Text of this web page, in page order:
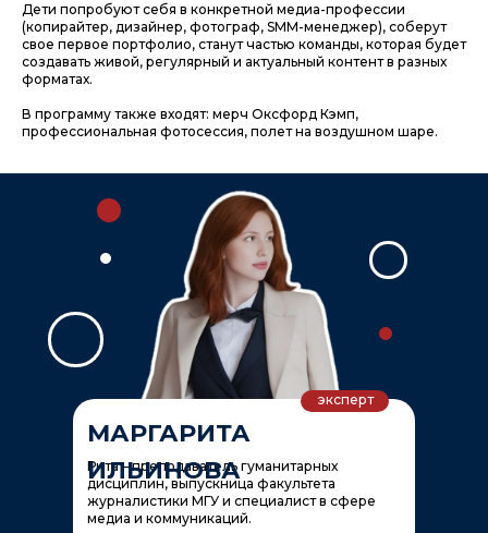
Дети попробуют себя в конкретной медиа-профессии
(копирайтер, дизайнер, фотограф, SMM-менеджер), соберут
свое первое портфолио, станут частью команды, которая будет
создавать живой, регулярный и актуальный контент в разных
форматах.
В программу также входят: мерч Оксфорд Кэмп,
профессиональная фотосессия, полет на воздушном шаре.
Рита – преподаватель гуманитарных
дисциплин, выпускница факультета
журналистики МГУ и специалист в сфере
медиа и коммуникаций.
эксперт
МАРГАРИТА
ИЛЬИНОВА